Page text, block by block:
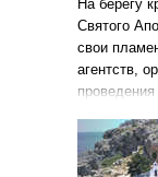
На берегу
Святого
свои
агентств,